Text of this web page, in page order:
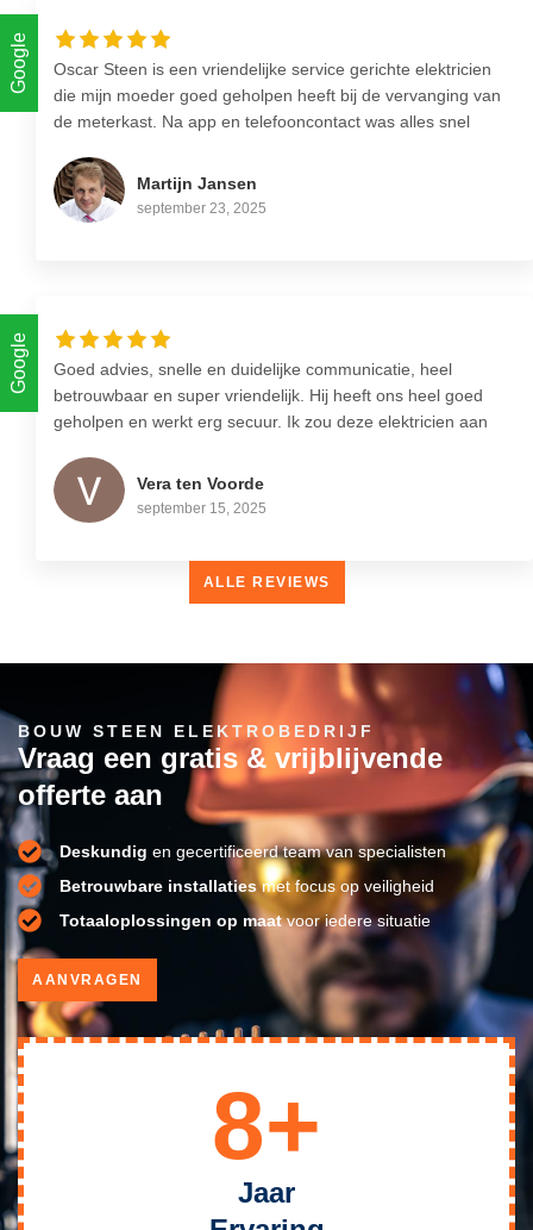
Google
Oscar Steen is een vriendelijke service gerichte elektricien
die mijn moeder goed geholpen heeft bij de vervanging van
de meterkast. Na app en telefooncontact was alles snel
alles goed vast gelegd werd. Werkzaamheden verliepen
snel en conform afspraak. Een deel van het werk moest
later worden afgerond en dat heeft Oscar ook netjes
Martijn Jansen
september 23, 2025
Google
Goed advies, snelle en duidelijke communicatie, heel
betrouwbaar en super vriendelijk. Hij heeft ons heel goed
geholpen en werkt erg secuur. Ik zou deze elektricien aan
Vera ten Voorde
september 15, 2025
ALLE REVIEWS
BOUW STEEN ELEKTROBEDRIJF
Vraag een gratis & vrijblijvende
offerte aan
Deskundig en gecertificeerd team van specialisten
Betrouwbare installatiesmet focus op veiligheid
Totaaloplossingen op maatvoor iedere situatie
AANVRAGEN
8+
Jaar